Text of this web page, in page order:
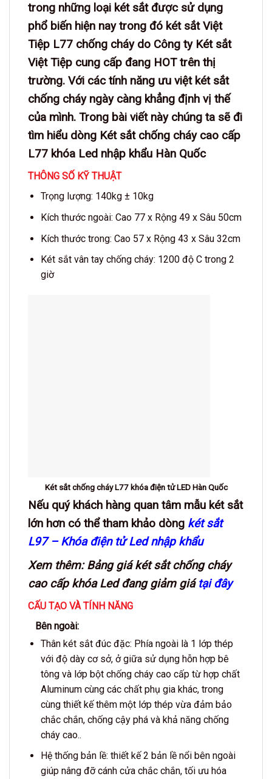
trong những loại két sắt được sử dụng
phổ biến hiện nay trong đó két sắt Việt
Tiệp L77 chống cháy do Công ty Két sắt
Việt Tiệp cung cấp đang HOT trên thị
trường. Với các tính năng ưu việt két sắt
chống cháy ngày càng khẳng định vị thế
của mình. Trong bài viết này chúng ta sẽ đi
tìm hiểu dòng Két sắt chống cháy cao cấp
L77 khóa Led nhập khẩu Hàn Quốc
THÔNG SỐ KỸ THUẬT
Trọng lượng: 140kg ± 10kg
Kích thước ngoài: Cao 77 x Rộng 49 x Sâu 50cm
Kích thước trong: Cao 57 x Rộng 43 x Sâu 32cm
Két sắt vân tay chống cháy: 1200 độ C trong 2
giờ
Két sắt chống cháy L77 khóa điện tử LED Hàn Quốc
Nếu quý khách hàng quan tâm mẫu két sắt
lớn hơn có thể tham khảo dòng két sắt
L97 – Khóa điện tử Led nhập khẩu
Xem thêm: Bảng giá két sắt chống cháy
cao cấp khóa Led đang giảm giátại đây
CẤU TẠO VÀ TÍNH NĂNG
Bên ngoài:
Thân két sắt đúc đặc: Phía ngoài là 1 lớp thép
với độ dày cơ sở, ở giữa sử dụng hỗn hợp bê
tông và lớp bột chống cháy cao cấp từ hợp chất
Aluminum cùng các chất phụ gia khác, trong
cùng thiết kế thêm một lớp thép vừa đảm bảo
chắc chắn, chống cậy phá và khả năng chống
cháy cao..
Hệ thống bản lề: thiết kế 2 bản lề nổi bên ngoài
giúp nâng đỡ cánh cửa chắc chắn, tối ưu hóa